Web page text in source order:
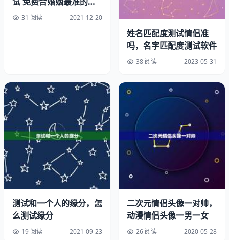
2、避开农历的三七九月，选吉日避免在农历的三月、七月
和九月，因这三个月份分别适逢“清明”、“盂兰”和“重公”，
均为传统的“节”，不宜办喜事。
3、以和合为好，日课四柱的天干或地支应以五合、为宜，
站 31 阅读 2021-12-20
姓名匹配度测试情侣准
吗，名字匹配度测试软件
38 阅读 2023-05-31
测试和一个人的缘分，怎
么测试缘分
19 阅读 2021-09-23
二次元情侣头像一对帅，
动漫情侣头像一男一女
26 阅读 2020-05-28